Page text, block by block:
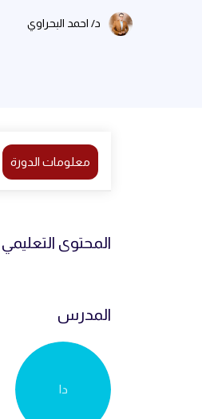
د/ احمد البحراوي
معلومات الدورة
المحتوى التعليمي
المدرس
دا